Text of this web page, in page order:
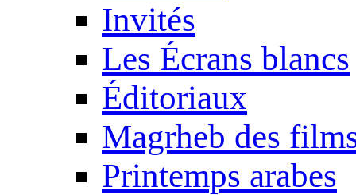
Invités
Les Écrans blancs
Éditoriaux
Magrheb des
Printemps arabes